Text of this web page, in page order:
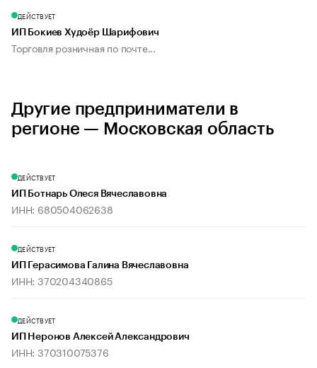
ДЕЙСТВУЕТ
ИП Бокиев Худоёр Шарифович
Торговля розничная по почте...
Другие предприниматели в
регионе — Московская область
ДЕЙСТВУЕТ
ИП Ботнарь Олеся Вячеславовна
ИНН: 680504062638
ДЕЙСТВУЕТ
ИП Герасимова Галина Вячеславовна
ИНН: 370204340865
ДЕЙСТВУЕТ
ИП Неронов Алексей Александрович
ИНН: 370310075376